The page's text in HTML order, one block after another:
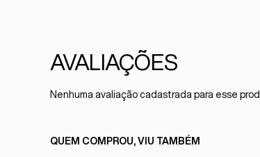
Nenhuma avaliação cadastrada para esse
QUEM COMPROU, VIU TAMBÉM